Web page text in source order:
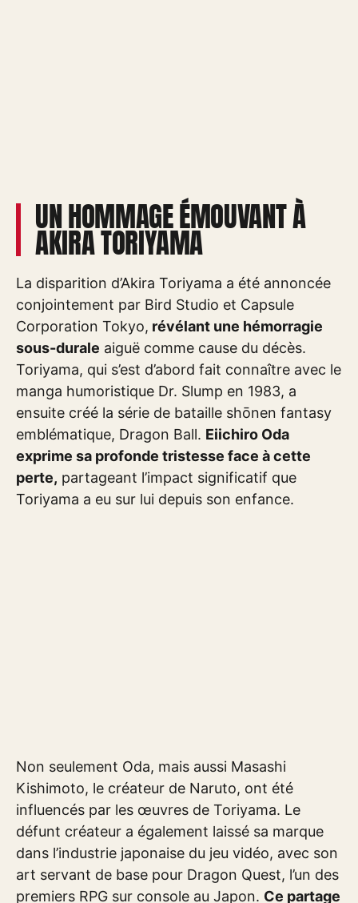
UN HOMMAGE ÉMOUVANT À
AKIRA TORIYAMA
La disparition d’Akira Toriyama a été annoncée
conjointement par Bird Studio et Capsule
Corporation Tokyo, révélant une hémorragie
sous-durale aiguë comme cause du décès.
Toriyama, qui s’est d’abord fait connaître avec le
manga humoristique Dr. Slump en 1983, a
ensuite créé la série de bataille shōnen fantasy
emblématique, Dragon Ball. Eiichiro Oda
exprime sa profonde tristesse face à cette
perte, partageant l’impact significatif que
Toriyama a eu sur lui depuis son enfance.
Non seulement Oda, mais aussi Masashi
Kishimoto, le créateur de Naruto, ont été
influencés par les œuvres de Toriyama. Le
défunt créateur a également laissé sa marque
dans l’industrie japonaise du jeu vidéo, avec son
art servant de base pour Dragon Quest, l’un des
premiers RPG sur console au Japon. Ce partage